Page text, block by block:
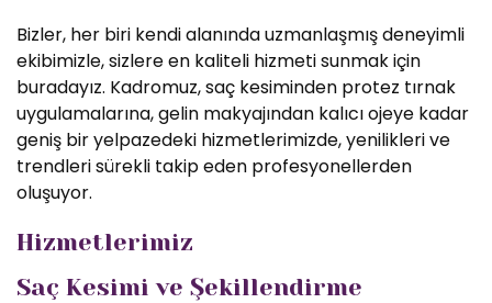
Bizler, her biri kendi alanında uzmanlaşmış deneyimli
ekibimizle, sizlere en kaliteli hizmeti sunmak için
buradayız. Kadromuz, saç kesiminden protez tırnak
uygulamalarına, gelin makyajından kalıcı ojeye kadar
geniş bir yelpazedeki hizmetlerimizde, yenilikleri ve
trendleri sürekli takip eden profesyonellerden
oluşuyor.
Hizmetlerimiz
Saç Kesimi ve Şekillendirme